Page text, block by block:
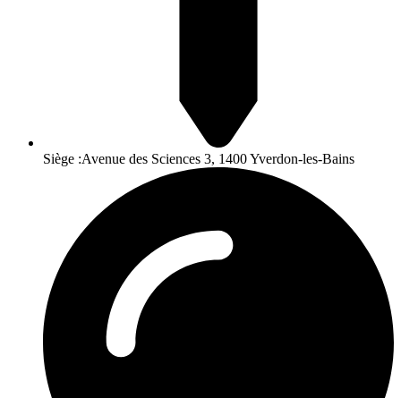
Siège :Avenue des Sciences 3, 1400 Yverdon-les-Bains